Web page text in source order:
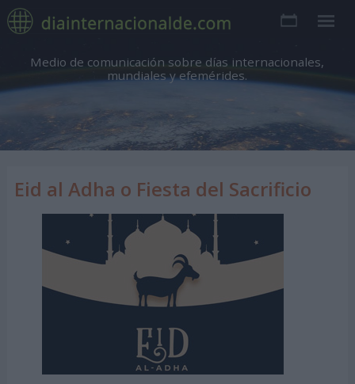
Medio de comunicación sobre días internacionales,
mundiales y efemérides.
Eid al Adha o Fiesta del Sacrificio